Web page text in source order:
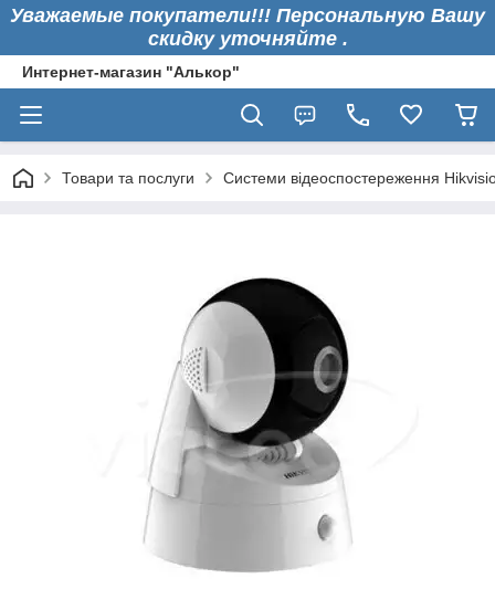
Уважаемые покупатели!!! Персональную Вашу
скидку уточняйте .
Интернет-магазин "Алькор"
Товари та послуги Системи відеоспостереження